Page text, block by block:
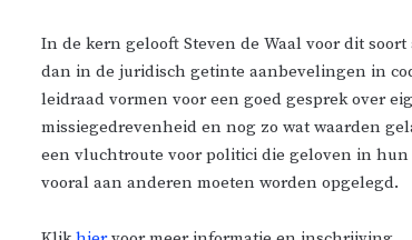
In de kern gelooft Steven de Waal voor dit
dan in de juridisch getinte aanbevelingen in
leidraad vormen voor een goed gesprek over
missiegedrevenheid en nog zo wat waarden
een vluchtroute voor politici die geloven in
vooral aan anderen moeten worden opgelegd.